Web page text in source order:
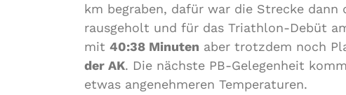
km begraben, dafür war die Strecke dann
rausgeholt und für das Triathlon-Debüt
mit 40:38 Minuten aber trotzdem noch
der AK. Die nächste PB-Gelegenheit
etwas angenehmeren Temperaturen.